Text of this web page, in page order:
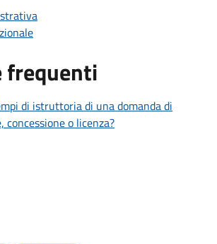
frequenti
di istruttoria di una domanda di
concessione o licenza?